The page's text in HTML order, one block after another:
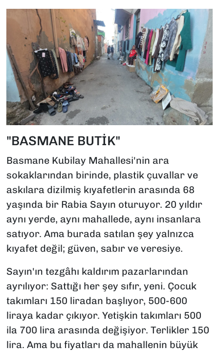
"BASMANE BUTİK"
Basmane Kubilay Mahallesi'nin ara
sokaklarından birinde, plastik çuvallar ve
askılara dizilmiş kıyafetlerin arasında 68
yaşında bir Rabia Sayın oturuyor. 20 yıldır
aynı yerde, aynı mahallede, aynı insanlara
satıyor. Ama burada satılan şey yalnızca
kıyafet değil; güven, sabır ve veresiye.
Sayın'ın tezgâhı kaldırım pazarlarından
ayrılıyor: Sattığı her şey sıfır, yeni. Çocuk
takımları 150 liradan başlıyor, 500-600
liraya kadar çıkıyor. Yetişkin takımları 500
ila 700 lira arasında değişiyor. Terlikler 150
lira. Ama bu fiyatları da mahallenin büyük